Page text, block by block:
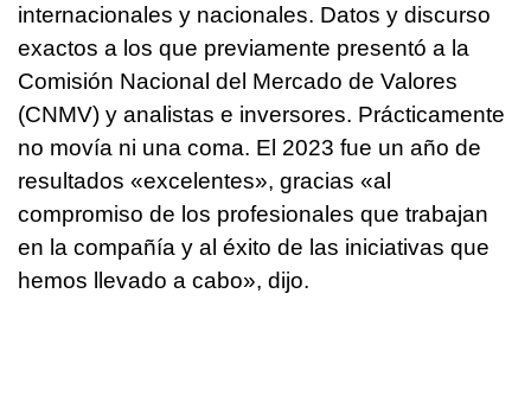
internacionales y nacionales. Datos y discurso
exactos a los que previamente presentó a la
Comisión Nacional del Mercado de Valores
(CNMV) y analistas e inversores. Prácticamente
no movía ni una coma. El 2023 fue un año de
resultados «excelentes», gracias «al
compromiso de los profesionales que trabajan
en la compañía y al éxito de las iniciativas que
hemos llevado a cabo», dijo.